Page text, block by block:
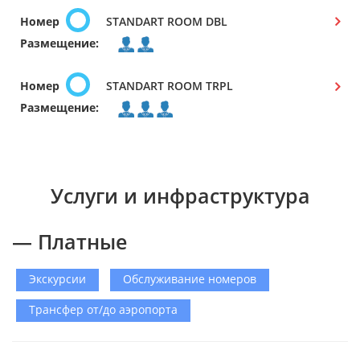
Номер
STANDART ROOM DBL
Размещение:
Номер
STANDART ROOM TRPL
Размещение:
Услуги и инфраструктура
— Платные
Экскурсии
Обслуживание номеров
Трансфер от/до аэропорта